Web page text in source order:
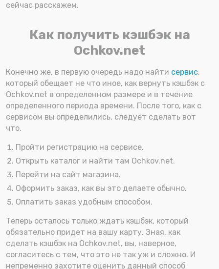
сейчас расскажем.
Как получить кэшбэк на
Ochkov.net
Конечно же, в первую очередь надо найти сервис,
который обещает не что иное, как вернуть кэшбэк с
Ochkov.net в определенном размере и в течение
определенного периода времени. После того, как с
сервисом вы определились, следует сделать вот
что.
Пройти регистрацию на сервисе.
Открыть каталог и найти там Ochkov.net.
Перейти на сайт магазина.
Оформить заказ, как вы это делаете обычно.
Оплатить заказ удобным способом.
Теперь осталось только ждать кэшбэк, который
обязательно придет на вашу карту. Зная, как
сделать кэшбэк на Ochkov.net, вы, наверное,
согласитесь с тем, что это не так уж и сложно. И
непременно захотите оценить данный способ